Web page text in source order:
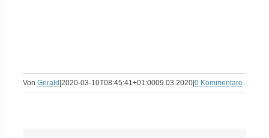
Von Gerald 2020-03-10T08:45:41+01:0009.03.2020 0 Kommentare